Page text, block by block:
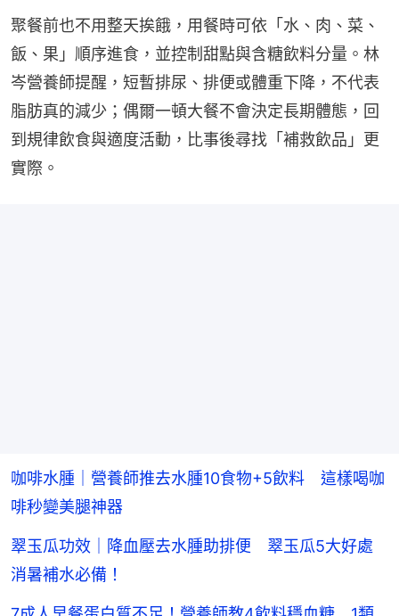
聚餐前也不用整天挨餓，用餐時可依「水、肉、菜、
飯、果」順序進食，並控制甜點與含糖飲料分量。林
岑營養師提醒，短暫排尿、排便或體重下降，不代表
脂肪真的減少；偶爾一頓大餐不會決定長期體態，回
到規律飲食與適度活動，比事後尋找「補救飲品」更
實際。
咖啡水腫｜營養師推去水腫10食物+5飲料 這樣喝咖
啡秒變美腿神器
翠玉瓜功效｜降血壓去水腫助排便 翠玉瓜5大好處
消暑補水必備！